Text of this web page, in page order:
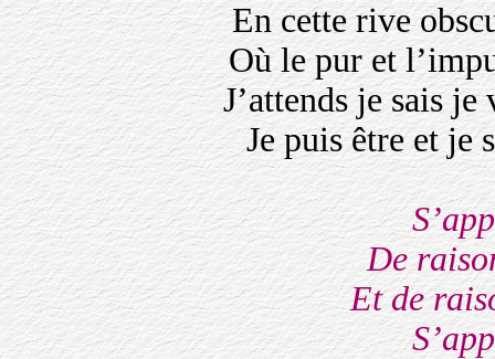
En cette rive
Où le pur et
J’attends je sais
Je puis être et je
De
Et de